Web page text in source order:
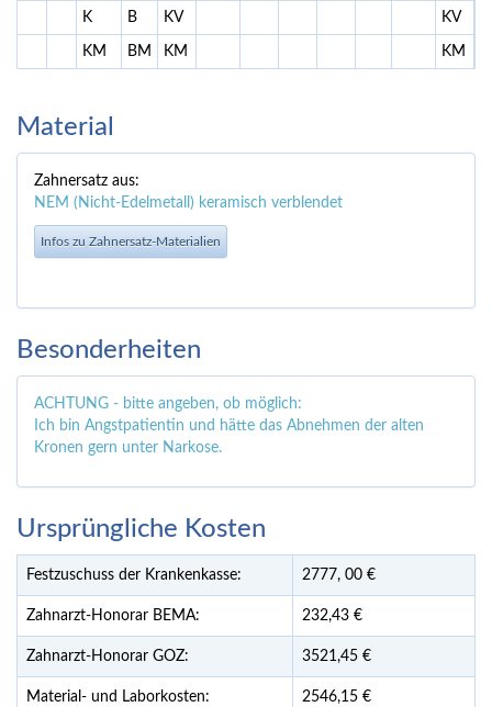
K B KV KV
KM BM KM KM
Material
Zahnersatz aus:
NEM (Nicht-Edelmetall) keramisch verblendet
Infos zu Zahnersatz-Materialien
Besonderheiten
ACHTUNG - bitte angeben, ob möglich:
Ich bin Angstpatientin und hätte das Abnehmen der alten
Kronen gern unter Narkose.
Ursprüngliche Kosten
Festzuschuss der Krankenkasse: 2777, 00 €
Zahnarzt-Honorar BEMA: 232,43 €
Zahnarzt-Honorar GOZ: 3521,45 €
Material- und Laborkosten: 2546,15 €